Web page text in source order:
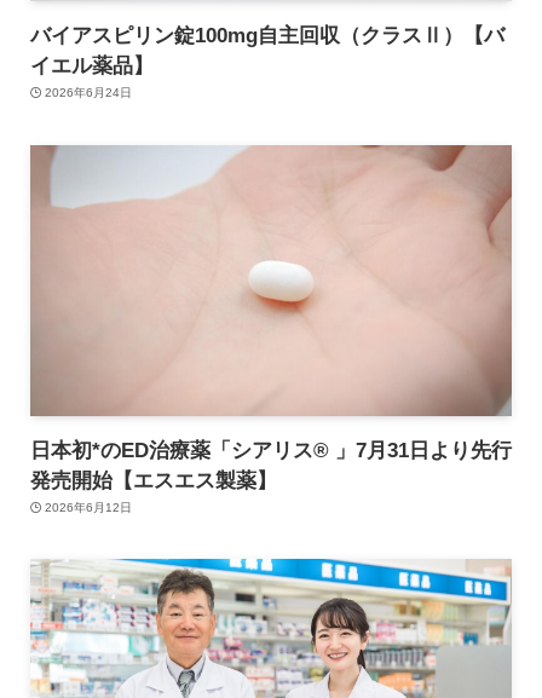
バイアスピリン錠100mg自主回収（クラスⅡ）【バ
イエル薬品】
2026年6月24日
日本初*のED治療薬「シアリス® 」7月31日より先行
発売開始【エスエス製薬】
2026年6月12日